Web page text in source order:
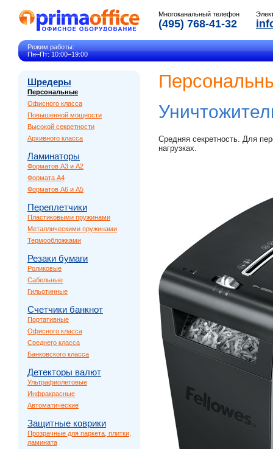
Многоканальный телефон
(495) 768-41-32
Режим работы:
Пн–Пт: 10:00–19:00
Шредеры
Персональные
Офисного класса
Повышенной мощности
Высокой секретности
Архивного класса
Ламинаторы
Форматов A3 и A2
Формата A4
Форматов A6 и A5
Переплетчики
Пластиковыми пружинами
Металлическими пружинами
Термообложками
Резаки бумаги
Роликовые
Сабельные
Гильотинные
Счетчики банкнот
Портативные
Офисного класса
Среднего класса
Банковского класса
Детекторы валют
Ультрафиолетовые
Инфракрасные
Автоматические
Защитные коврики
Прозрачные для паркета, плитки,
ламината
Средняя секретность. Для
нагрузках.